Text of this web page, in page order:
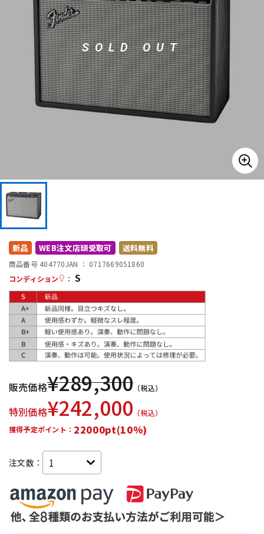
ドラム パーカッション
キーボード 電子ピアノ
管楽器 その他楽器
配信/ライブ機器
中古 ヴィンテージ
SOLD OUT
新品 WEB注文店頭受取可 送料無料
商品番号 404770JAN ： 0717669051860
コンディション
： S
販売価格¥289,300 （税込）
特別価格¥242,000 （税込）
獲得予定ポイント： 22000pt(10%)
注文数：